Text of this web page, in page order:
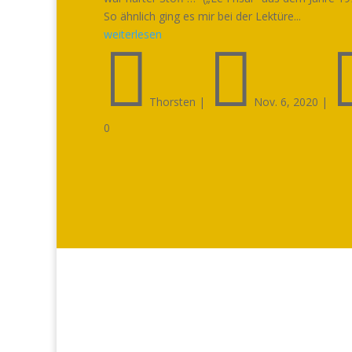
So ähnlich ging es mir bei der Lektüre...
weiterlesen
 Thorsten |  Nov. 6, 2020 |
0